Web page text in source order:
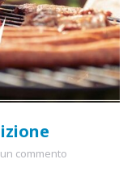
commento